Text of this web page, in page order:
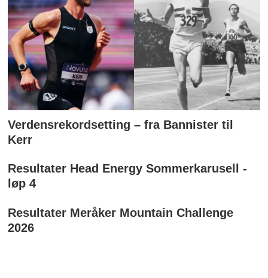
Verdensrekordsetting – fra Bannister til
Kerr
Resultater Head Energy Sommerkarusell -
løp 4
Resultater Meråker Mountain Challenge
2026